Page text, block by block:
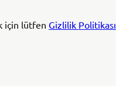
için lütfen Gizlilik Politikası